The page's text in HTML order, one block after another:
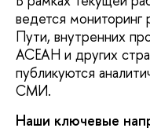
ведется мониторинг
Пути, внутренних
АСЕАН и других
публикуются
СМИ.
Наши ключевые